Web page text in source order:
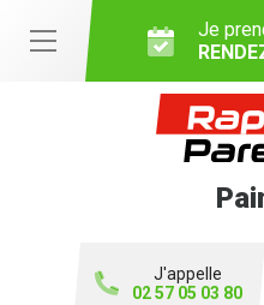
Je
J'appelle
02 57 05 03 80